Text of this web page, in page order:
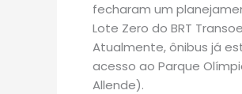
fecharam um
Lote Zero do BRT
Atualmente, ônibus já
acesso ao Parque
Allende).